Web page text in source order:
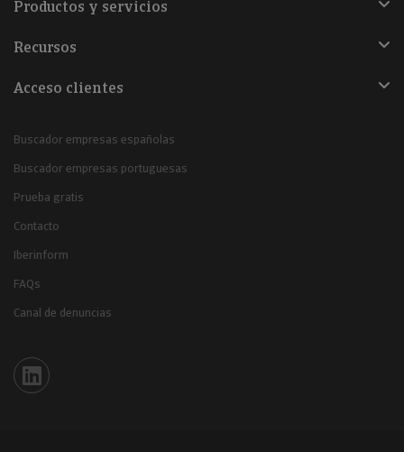
Productos y servicios
Recursos
Acceso clientes
Buscador empresas españolas
Buscador empresas portuguesas
Prueba gratis
Contacto
Iberinform
FAQs
Canal de denuncias
Iberinform en Linkedin